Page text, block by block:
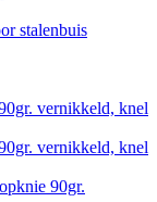
stalenbuis
vernikkeld, knel
vernikkeld, knel
90gr.